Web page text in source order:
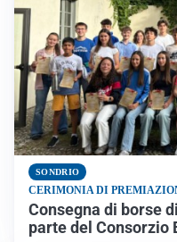
SONDRIO
CERIMONIA DI
Consegna di borse
parte del Consorzio